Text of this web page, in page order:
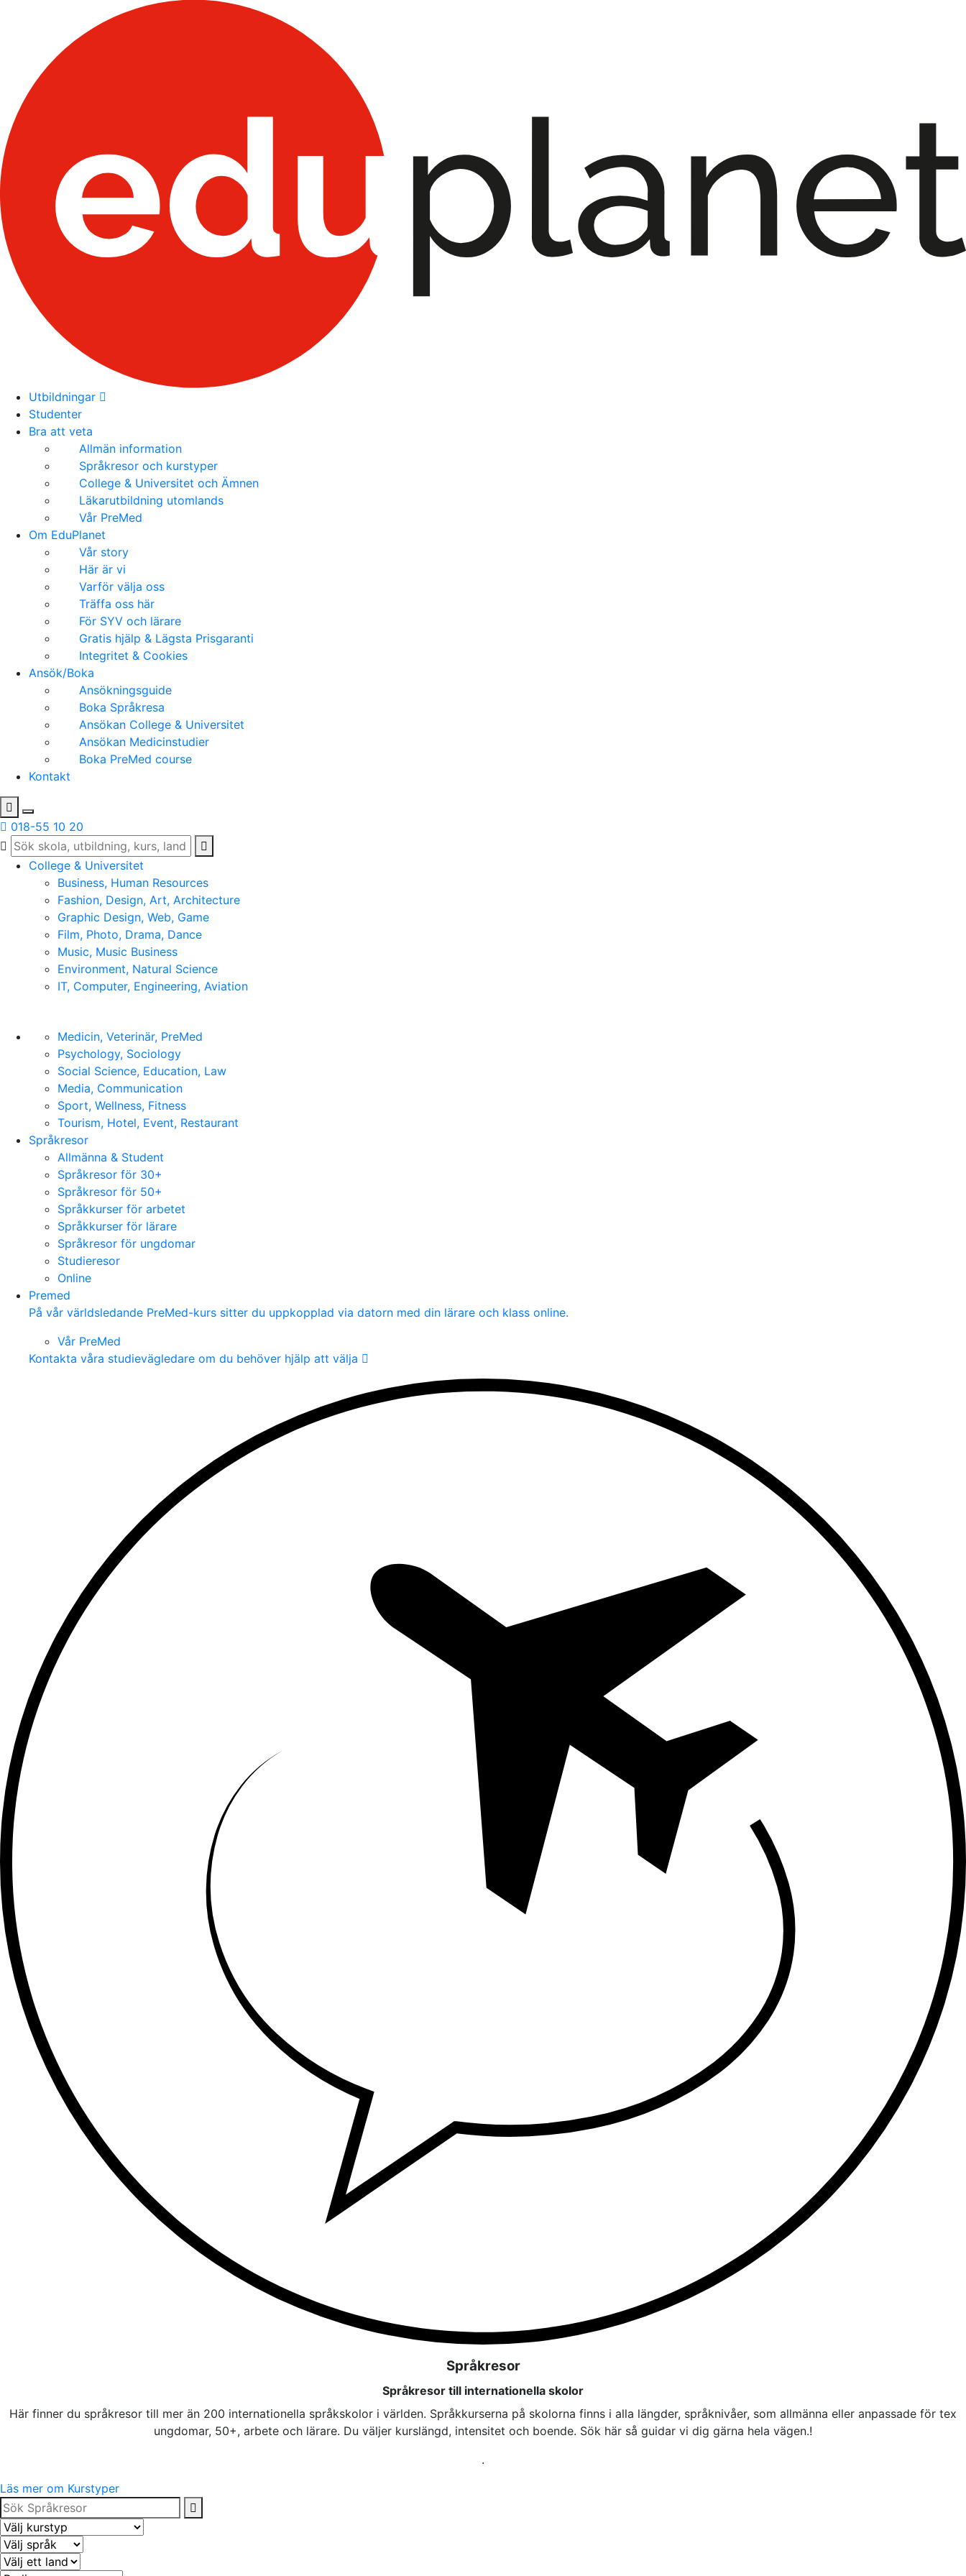
Utbildningar
Studenter
Bra att veta
Allmän information
Språkresor och kurstyper
College & Universitet och Ämnen
Läkarutbildning utomlands
Vår PreMed
Om EduPlanet
Vår story
Här är vi
Varför välja oss
Träffa oss här
För SYV och lärare
Gratis hjälp & Lägsta Prisgaranti
Integritet & Cookies
Ansök/Boka
Ansökningsguide
Boka Språkresa
Ansökan College & Universitet
Ansökan Medicinstudier
Boka PreMed course
Kontakt
018-55 10 20
College & Universitet
Business, Human Resources
Fashion, Design, Art, Architecture
Graphic Design, Web, Game
Film, Photo, Drama, Dance
Music, Music Business
Environment, Natural Science
IT, Computer, Engineering, Aviation
Medicin, Veterinär, PreMed
Psychology, Sociology
Social Science, Education, Law
Media, Communication
Sport, Wellness, Fitness
Tourism, Hotel, Event, Restaurant
Språkresor
Allmänna & Student
Språkresor för 30+
Språkresor för 50+
Språkkurser för arbetet
Språkkurser för lärare
Språkresor för ungdomar
Studieresor
Online
Premed
På vår världsledande PreMed-kurs sitter du uppkopplad via datorn med din lärare och klass online.
Vår PreMed
Kontakta våra studievägledare om du behöver hjälp att välja
Språkresor
Språkresor till internationella skolor
Här finner du språkresor till mer än 200 internationella språkskolor i världen. Språkkurserna på skolorna finns i alla längder, språknivåer, som allmänna eller anpassade för tex
ungdomar, 50+, arbete och lärare. Du väljer kurslängd, intensitet och boende. Sök här så guidar vi dig gärna hela vägen.!
.
Läs mer om Kurstyper